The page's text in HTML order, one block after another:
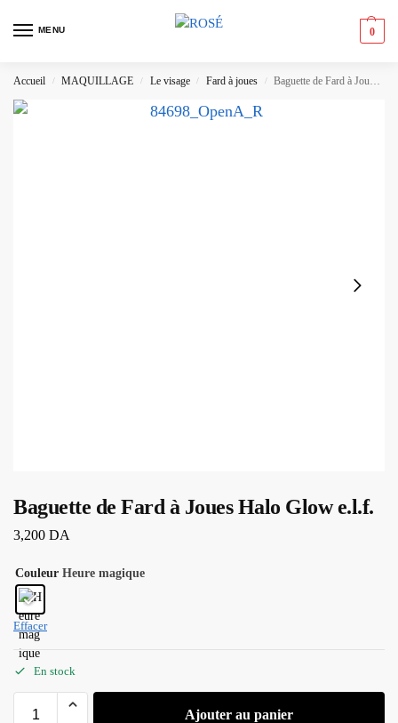
MENU 0
Accueil / MAQUILLAGE / Le visage / Fard à joues / Baguette de Fard à Joues Halo Glow e.l.f.
Baguette de Fard à Joues Halo Glow e.l.f.
3,200 DA
Couleur Heure magique
Effacer
En stock
Ajouter au panier